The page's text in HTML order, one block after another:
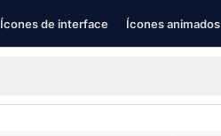
Ícones de interface Ícones animados